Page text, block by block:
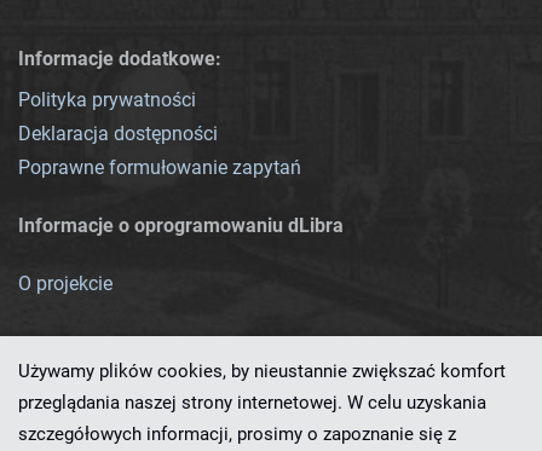
Informacje dodatkowe:
Polityka prywatności
Deklaracja dostępności
Poprawne formułowanie zapytań
Informacje o oprogramowaniu dLibra
O projekcie
Używamy plików cookies, by nieustannie zwiększać komfort
przeglądania naszej strony internetowej. W celu uzyskania
szczegółowych informacji, prosimy o zapoznanie się z